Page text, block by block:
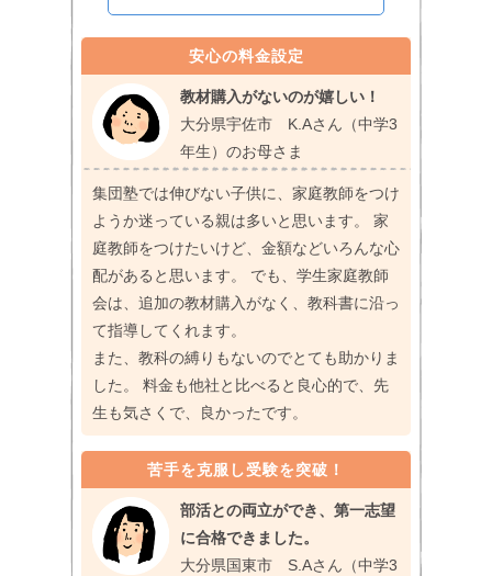
安心の料金設定
教材購入がないのが嬉しい！
大分県宇佐市 K.Aさん（中学3
年生）のお母さま
集団塾では伸びない子供に、家庭教師をつけ
ようか迷っている親は多いと思います。 家
庭教師をつけたいけど、金額などいろんな心
配があると思います。 でも、学生家庭教師
会は、追加の教材購入がなく、教科書に沿っ
て指導してくれます。
また、教科の縛りもないのでとても助かりま
した。 料金も他社と比べると良心的で、先
生も気さくで、良かったです。
苦手を克服し受験を突破！
部活との両立ができ、第一志望
に合格できました。
大分県国東市 S.Aさん（中学3